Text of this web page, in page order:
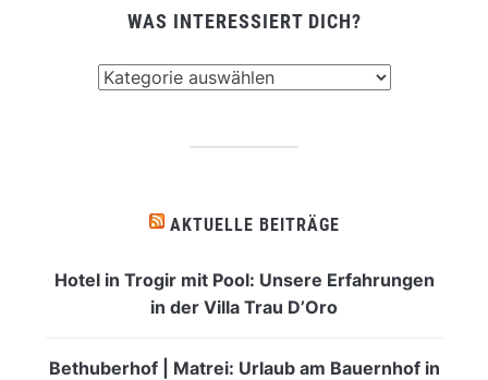
WAS INTERESSIERT DICH?
AKTUELLE BEITRÄGE
Hotel in Trogir mit Pool: Unsere Erfahrungen
in der Villa Trau D’Oro
Bethuberhof | Matrei: Urlaub am Bauernhof in